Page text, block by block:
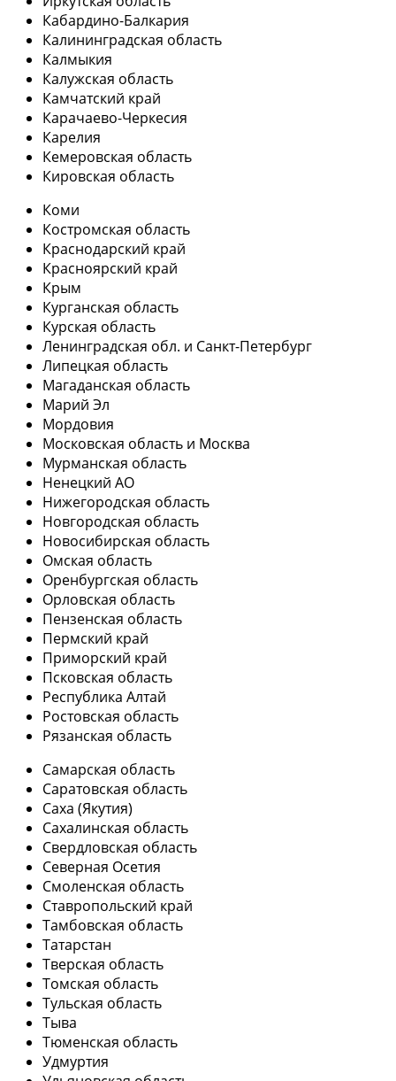
Кабардино-Балкария
Калининградская область
Калмыкия
Калужская область
Камчатский край
Карачаево-Черкесия
Карелия
Кемеровская область
Кировская область
Коми
Костромская область
Краснодарский край
Красноярский край
Крым
Курганская область
Курская область
Ленинградская обл. и Санкт-Петербург
Липецкая область
Магаданская область
Марий Эл
Мордовия
Московская область и Москва
Мурманская область
Ненецкий АО
Нижегородская область
Новгородская область
Новосибирская область
Омская область
Оренбургская область
Орловская область
Пензенская область
Пермский край
Приморский край
Псковская область
Республика Алтай
Ростовская область
Рязанская область
Самарская область
Саратовская область
Саха (Якутия)
Сахалинская область
Свердловская область
Северная Осетия
Смоленская область
Ставропольский край
Тамбовская область
Татарстан
Тверская область
Томская область
Тульская область
Тыва
Тюменская область
Удмуртия